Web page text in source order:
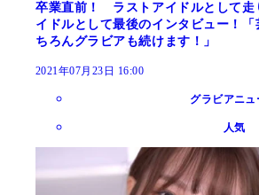
卒業直前！ ラストアイドルとして走
イドルとして最後のインタビュー！
ちろんグラビアも続けます！」
2021年07月23日 16:00
グラビアニュ
人気